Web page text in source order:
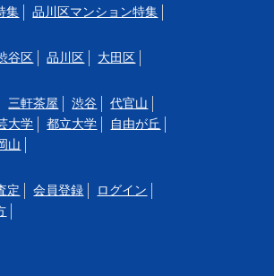
集
品川区マンション特集
谷区 品川区 大田区
三軒茶屋 渋谷
代官山
大学 都立大学
自由が丘
山
定 会員登録
ログイン